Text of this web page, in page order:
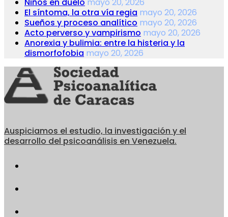
El síntoma, la otra vía regia mayo 20, 2026
Sueños y proceso analítico mayo 20, 2026
Acto perverso y vampirismo mayo 20, 2026
Anorexia y bulimia: entre la histeria y la
dismorfofobia mayo 20, 2026
Auspiciamos el estudio, la investigación y el
desarrollo del psicoanálisis en Venezuela.